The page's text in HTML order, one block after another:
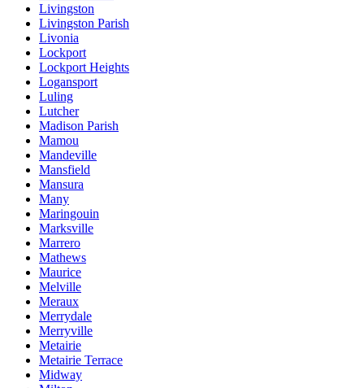
Livingston
Livingston Parish
Livonia
Lockport
Lockport Heights
Logansport
Luling
Lutcher
Madison Parish
Mamou
Mandeville
Mansfield
Mansura
Many
Maringouin
Marksville
Marrero
Mathews
Maurice
Melville
Meraux
Merrydale
Merryville
Metairie
Metairie Terrace
Midway